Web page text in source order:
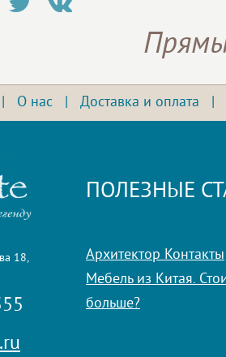
О нас Доставка и оплата
18,
ПОЛЕЗНЫЕ
Архитектор Контакты
Мебель из Китая.
больше?